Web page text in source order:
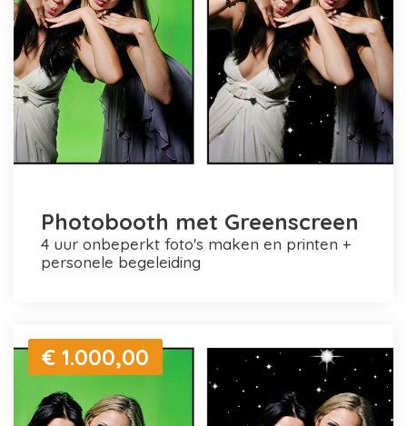
Photobooth met Greenscreen
4 uur onbeperkt foto's maken en printen +
personele begeleiding
€ 1.000,00